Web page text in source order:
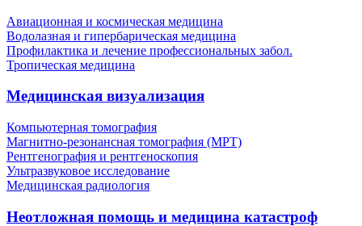
Авиационная и космическая медицина
Водолазная и гипербарическая медицина
Профилактика и лечение профессиональных забол.
Тропическая медицина
Медицинская визуализация
Компьютерная томография
Магнитно-резонансная томография (МРТ)
Рентгенография и рентгеноскопия
Ультразвуковое исследование
Медицинская радиология
Неотложная помощь и медицина катастроф